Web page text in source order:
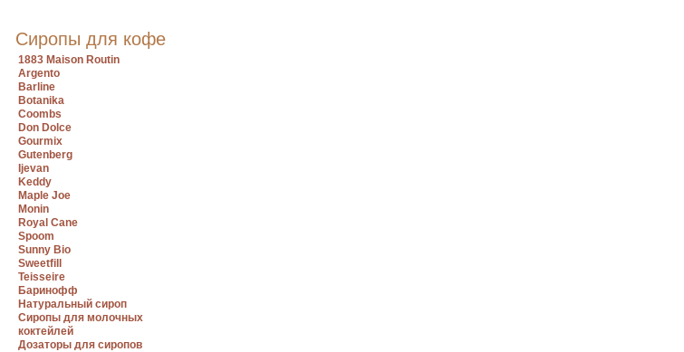
Сиропы для кофе
1883 Maison Routin
Argento
Barline
Botanika
Coombs
Don Dolce
Gourmix
Gutenberg
Ijevan
Keddy
Maple Joe
Monin
Royal Cane
Spoom
Sunny Bio
Sweetfill
Teisseire
Баринофф
Натуральный сироп
Сиропы для молочных
коктейлей
Дозаторы для сиропов